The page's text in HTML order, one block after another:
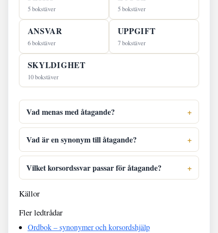
5 bokstäver 5 bokstäver
ANSVAR
6 bokstäver
UPPGIFT
7 bokstäver
SKYLDIGHET
10 bokstäver
Vad menas med åtagande?
Vad är en synonym till åtagande?
Vilket korsordssvar passar för åtagande?
Källor
Fler ledtrådar
Ordbok – synonymer och korsordshjälp